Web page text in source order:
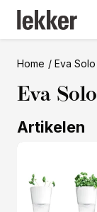
Home Eva Solo
Eva Solo
Artikelen